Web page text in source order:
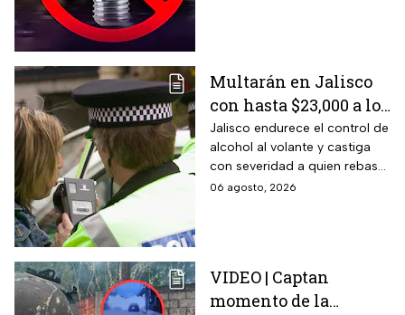
Multarán en Jalisco
con hasta $23,000 a los
conductores que
superen este límite en
la prueba de
alcoholemia
Jalisco endurece el control de
alcohol al volante y castiga
con severidad a quien rebase
el nuevo límite de sangre o
06 agosto, 2026
VIDEO | Captan
momento de la